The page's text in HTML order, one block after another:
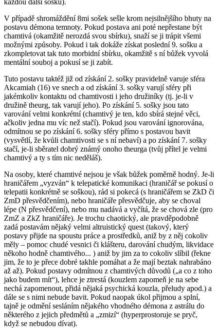
V případě shromáždění 8mi sošek sešle krom nejsilnějšího bhuty na
postavu démona temnoty. Pokud postava ani poté nepřestane být
chamtivá (okamžitě nerozdá svou sbírku), snaží se ji trápit všemi
možnými způsoby. Pokud i tak dokáže získat poslední 9. sošku a
zkompletovat tak tuto morbidní sbírku, okamžitě s ní bůžek vyvolá
mentální souboj a pokusí se ji zabít.
Tuto postavu taktéž již od získání 2. sošky pravidelně varuje sféra
Akcamiah (16) ve snech a od získání 3. sošky varují sféry při
jakémkoliv kontaktu od chamtivosti i jeho družiníky (tj. je-li v
družině theurg, tak varují jeho). Po získání 5. sošky jsou tato
varování velmi konkrétní (chamtivý je ten, kdo sbírá stejné věci,
ačkoliv jedna mu víc než stačí). Pokud jsou varování ignorována,
odmítnou se po získání 6. sošky sféry přímo s postavou bavit
(vysvětlí, že kvůli chamtivosti se s ní nebaví) a po získání 7. sošky
stačí, je-li sběratel dobrý známý onoho theurga (tvůj přítel je velmi
chamtivý a ty s tím nic neděláš).
Na osoby, které chamtivé nejsou je však bůžek poměrně hodný. Je-li
hraničářem „vyzván“ k telepatické komunikaci (hraničář se pokusí o
telepatii konkrétně se soškou), rád si pokecá (s hraničářem se ZkD či
ZmD přesvědčením), nebo hraničáře přesvědčuje, aby se choval
lépe (N přesvědčení), nebo mu nadává a vyčítá, že se chová zle (pro
ZmZ a ZkZ hraničáře). Je trochu chaotický, ale pravděpodobně
zadá postavám nějaký velmi altruistický quest (takový, který
postavy přijde na spoustu práce a prostředků, aniž by z něj cokoliv
měly – pomoc chudé vesnici či klášteru, darování chudým, likvidace
někoho hodně chamtivého... ) aniž by jim za to cokoliv slíbil (řekne
jim, že to je přece dobré takhle pomáhat a že mají beztak nahrabáno
až až). Pokud postavy odmítnou z chamtivých důvodů („a co z toho
jako budem mít“), lehce je ztrestá (kouzlem zapomeň je na sebe
nechá zapomenout, přidá nějaká psychická kouzla, přeludy apod.) a
dále se s nimi nebude bavit. Pokud naopak úkol přijmou a splní,
tajně je odmění sesláním nějakého vhodného démona z astrálu do
některého z jejich předmětů a „zmizí“ (hyperprostoruje se pryč,
když se nebudou dívat).